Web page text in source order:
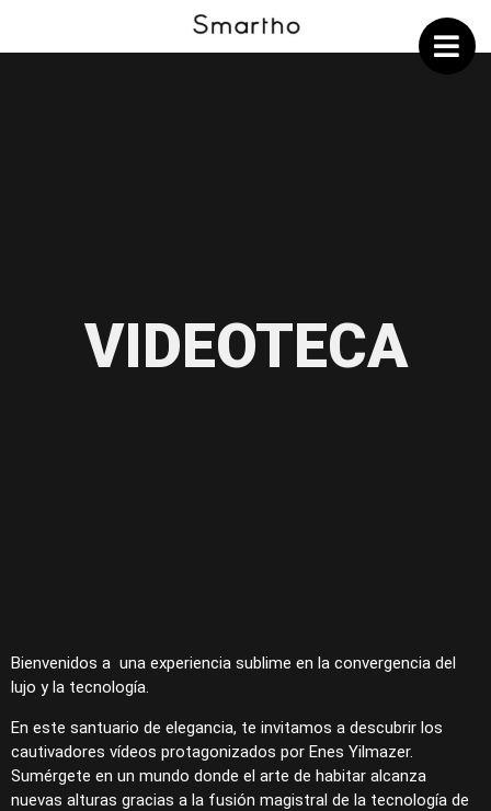
VIDEOTECA
Bienvenidos a una experiencia sublime en la convergencia del
lujo y la tecnología.
En este santuario de elegancia, te invitamos a descubrir los
cautivadores vídeos protagonizados por Enes Yilmazer.
Sumérgete en un mundo donde el arte de habitar alcanza
nuevas alturas gracias a la fusión magistral de la tecnología de